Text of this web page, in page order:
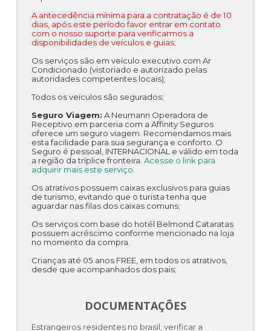
A antecedência mínima para a contratação é de 10
dias, após este período favor entrar em contato
com o nosso suporte para verificarmos a
disponibilidades de veículos e guias;
Os serviços são em veículo executivo com Ar
Condicionado (vistoriado e autorizado pelas
autoridades competentes locais);
Todos os veículos são segurados;
Seguro Viagem: A Neumann Operadora de
Receptivo em parceria com a Affinity Seguros
oferece um seguro viagem. Recomendamos mais
esta facilidade para sua segurança e conforto. O
Seguro é pessoal, INTERNACIONAL e válido em toda
a região da tríplice fronteira.Acesse o link para
adquirir mais este serviço.
Os atrativos possuem caixas exclusivos para guias
de turismo, evitando que o turista tenha que
aguardar nas filas dos caixas comuns;
Os serviços com base do hotél Belmond Cataratas
possuem acréscimo conforme mencionado na loja
no momento da compra.
Crianças até 05 anos FREE, em todos os atrativos,
desde que acompanhados dos pais;
DOCUMENTAÇÕES
Estrangeiros residentes no brasil, verificar a